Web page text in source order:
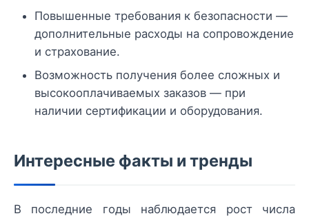
Повышенные требования к безопасности —
дополнительные расходы на сопровождение
и страхование.
Возможность получения более сложных и
высокооплачиваемых заказов — при
наличии сертификации и оборудования.
Интересные факты и тренды
В последние годы наблюдается рост числа